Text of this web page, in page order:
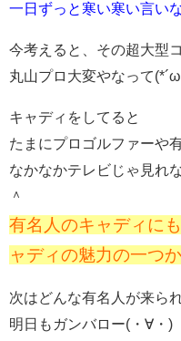
一日ずっと寒い寒い言い
今考えると、その超大型
丸山プロ大変やなって
キャディをしてると
たまにプロゴルファーや
なかなかテレビじゃ見れ
＾
有名人のキャディに
ャディの魅力の一つ
次はどんな有名人が来ら
明日もガンバロー(・∀・)